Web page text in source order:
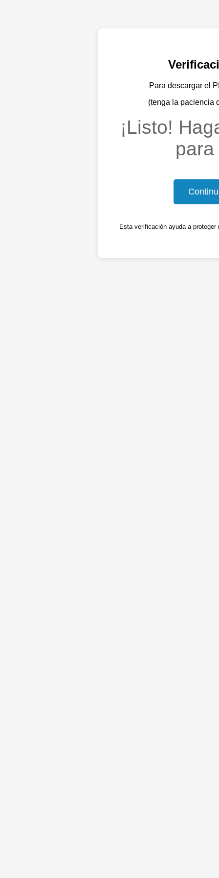
Para descargar el
(tenga la paciencia
¡Listo!
Esta verificación ayuda a